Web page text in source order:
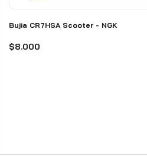
Bujia CR7HSA Scooter - NGK
$8.000